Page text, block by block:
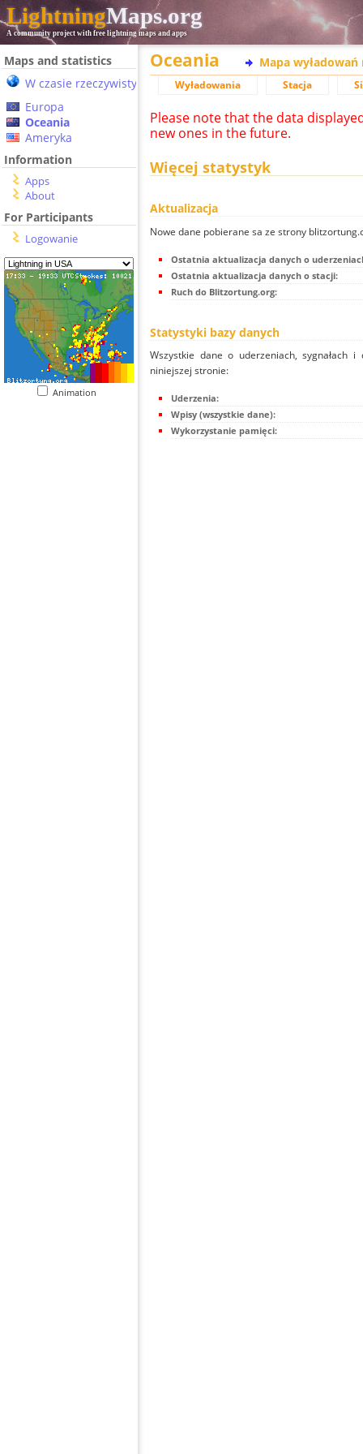
LightningMaps.org
A community project with free lightning maps and apps
Maps and statistics
W czasie rzeczywistym
Europa
Oceania
Ameryka
Information
Apps
About
For Participants
Logowanie
Animation
Oceania Mapa wyładowań
Wyładowania Stacja
Please note that the data
new ones in the future.
Więcej statystyk
Aktualizacja
Nowe dane pobierane sa ze strony
Ostatnia aktualizacja danych o
Ostatnia aktualizacja danych o stacji:
Ruch do Blitzortung.org:
Statystyki bazy danych
Wszystkie dane o uderzeniach, sygnałach
niniejszej stronie:
Uderzenia:
Wpisy (wszystkie dane):
Wykorzystanie pamięci: